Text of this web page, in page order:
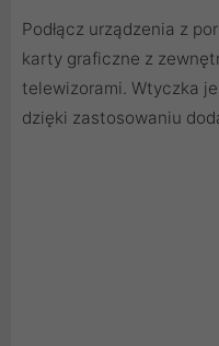
Podłącz urządzenia z
karty graficzne z
telewizorami. Wtyczka
dzięki zastosowaniu